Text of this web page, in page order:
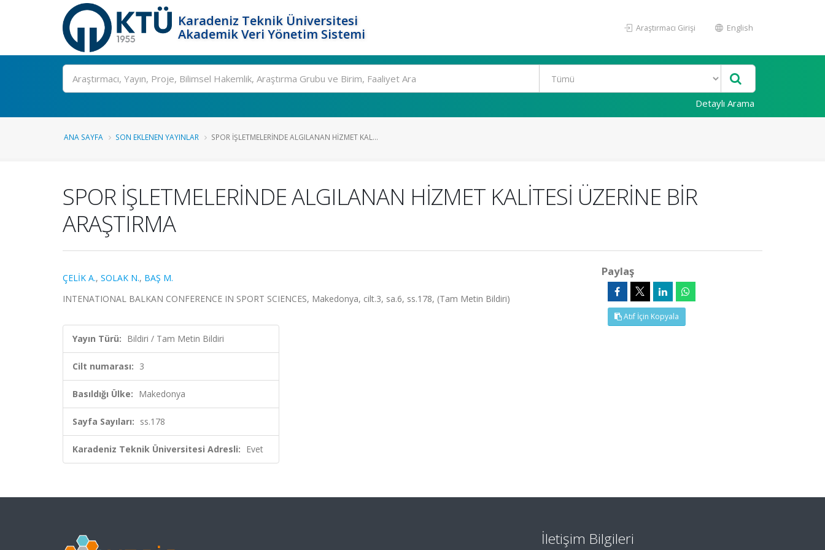
Karadeniz Teknik Üniversitesi
Akademik Veri Yönetim Sistemi
Araştırmacı Girişi English
Ara
Detaylı Arama
ANA SAYFA SON EKLENEN YAYINLAR SPOR İŞLETMELERİNDE ALGILANAN HİZMET KAL...
SPOR İŞLETMELERİNDE ALGILANAN HİZMET KALİTESİ ÜZERİNE BİR
ARAŞTIRMA
ÇELİK A., SOLAK N., BAŞ M.
INTENATIONAL BALKAN CONFERENCE IN SPORT SCIENCES, Makedonya, cilt.3, sa.6, ss.178, (Tam Metin Bildiri)
Yayın Türü: Bildiri / Tam Metin Bildiri
Cilt numarası: 3
Basıldığı Ülke: Makedonya
Sayfa Sayıları: ss.178
Karadeniz Teknik Üniversitesi Adresli: Evet
Paylaş
Atıf İçin Kopyala
İletişim Bilgileri